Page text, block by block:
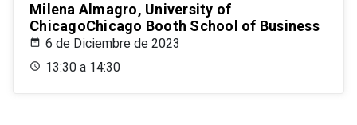
Milena Almagro, University of
ChicagoChicago Booth School of Business
6 de Diciembre de 2023
13:30 a 14:30